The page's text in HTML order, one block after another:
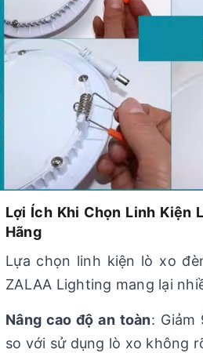
Lợi Ích Khi Chọn Linh Kiện
Hãng
Lựa chọn linh kiện lò xo
ZALAA Lighting mang lại
Nâng cao độ an toàn: Giảm
so với sử dụng lò xo không